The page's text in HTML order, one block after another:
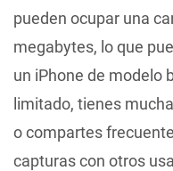
pueden ocupar una
megabytes, lo que
un iPhone de modelo
limitado, tienes
o compartes
capturas con otros